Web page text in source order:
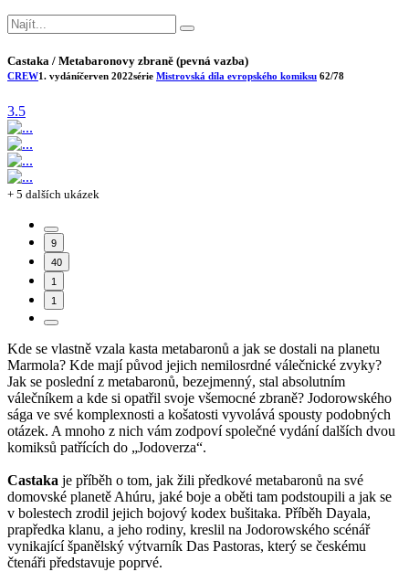
Castaka / Metabaronovy zbraně (pevná vazba)
CREW1. vydáníčerven 2022série Mistrovská díla evropského komiksu 62/78
3.5
+ 5 dalších ukázek
9
40
1
1
Kde se vlastně vzala kasta metabaronů a jak se dostali na planetu
Marmola? Kde mají původ jejich nemilosrdné válečnické zvyky?
Jak se poslední z metabaronů, bezejmenný, stal absolutním
válečníkem a kde si opatřil svoje všemocné zbraně? Jodorowského
sága ve své komplexnosti a košatosti vyvolává spousty podobných
otázek. A mnoho z nich vám zodpoví společné vydání dalších dvou
komiksů patřících do „Jodoverza“.
Castaka je příběh o tom, jak žili předkové metabaronů na své
domovské planetě Ahúru, jaké boje a oběti tam podstoupili a jak se
v bolestech zrodil jejich bojový kodex bušitaka. Příběh Dayala,
prapředka klanu, a jeho rodiny, kreslil na Jodorowského scénář
vynikající španělský výtvarník Das Pastoras, který se českému
čtenáři představuje poprvé.